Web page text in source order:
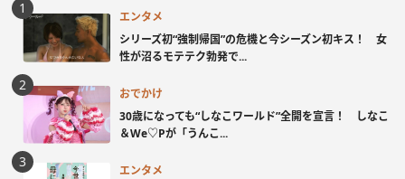
エンタメ
シリーズ初“強制帰国”の危機と今シーズン初キス！ 女
性が沼るモテテク勃発で...
おでかけ
30歳になっても“しなこワールド”全開を宣言！ しなこ
＆We♡Pが「うんこ...
エンタメ